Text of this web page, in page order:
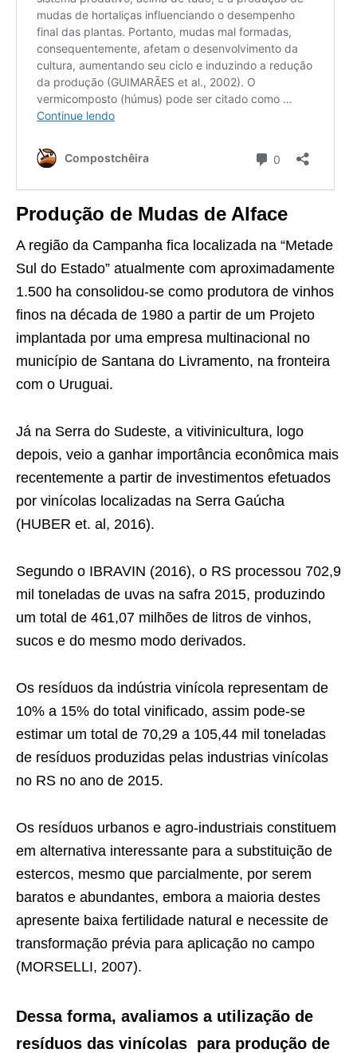
Produção de Mudas de Alface
A região da Campanha fica localizada na “Metade
Sul do Estado” atualmente com aproximadamente
1.500 ha consolidou-se como produtora de vinhos
finos na década de 1980 a partir de um Projeto
implantada por uma empresa multinacional no
município de Santana do Livramento, na fronteira
com o Uruguai.
Já na Serra do Sudeste, a vitivinicultura, logo
depois, veio a ganhar importância econômica mais
recentemente a partir de investimentos efetuados
por vinícolas localizadas na Serra Gaúcha
(HUBER et. al, 2016).
Segundo o IBRAVIN (2016), o RS processou 702,9
mil toneladas de uvas na safra 2015, produzindo
um total de 461,07 milhões de litros de vinhos,
sucos e do mesmo modo derivados.
Os resíduos da indústria vinícola representam de
10% a 15% do total vinificado, assim pode-se
estimar um total de 70,29 a 105,44 mil toneladas
de resíduos produzidas pelas industrias vinícolas
no RS no ano de 2015.
Os resíduos urbanos e agro-industriais constituem
em alternativa interessante para a substituição de
estercos, mesmo que parcialmente, por serem
baratos e abundantes, embora a maioria destes
apresente baixa fertilidade natural e necessite de
transformação prévia para aplicação no campo
(MORSELLI, 2007).
Dessa forma, avaliamos a utilização de
resíduos das vinícolas para produção de